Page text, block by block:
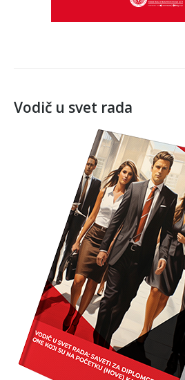
Vodič u svet rada